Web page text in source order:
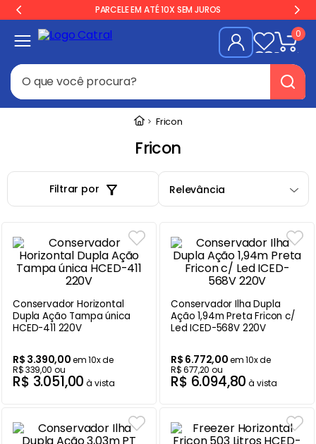
PARCELE EM ATÉ 10X SEM JUROS
0
O que você procura?
Fricon
Fricon
Filtrar por Relevância
Conservador Horizontal
Dupla Ação Tampa única
HCED-411 220V
R$ 3.390,00em10x de
R$339,00 ou
R$ 3.051,00 à vista
Conservador Ilha Dupla
Ação 1,94m Preta Fricon c/
Led ICED-568V 220V
R$ 6.772,00em10x de
R$677,20 ou
R$ 6.094,80 à vista
Termos mais buscados
Balança
Fogão Industrial
6º Gelopar
Cervejeira
8º Fritadeira
10º Balanças